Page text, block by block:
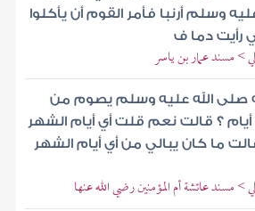
وسلم أرنبا فأمر القوم أن يأكلوا
رأيت دما ف
> مسند عمار بن ياسر
صلى الله عليه وسلم يصوم من
؟ قالت نعم قلت أي أيام الشهر
ما كان يبالي من أي أيام الشهر
> مسند عائشة أم المؤمنين رضي الله عنها